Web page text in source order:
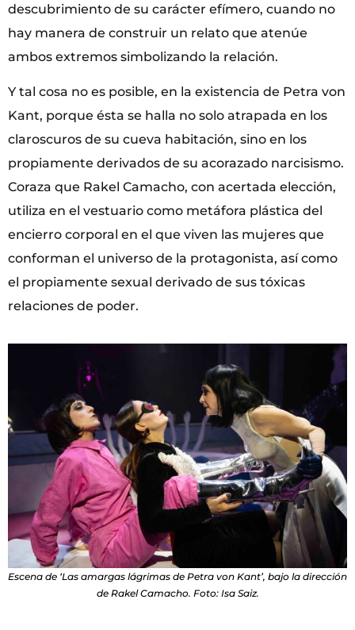
descubrimiento de su carácter efímero, cuando no
hay manera de construir un relato que atenúe
ambos extremos simbolizando la relación.
Y tal cosa no es posible, en la existencia de Petra von
Kant, porque ésta se halla no solo atrapada en los
claroscuros de su cueva habitación, sino en los
propiamente derivados de su acorazado narcisismo.
Coraza que Rakel Camacho, con acertada elección,
utiliza en el vestuario como metáfora plástica del
encierro corporal en el que viven las mujeres que
conforman el universo de la protagonista, así como
el propiamente sexual derivado de sus tóxicas
relaciones de poder.
Escena de ‘Las amargas lágrimas de Petra von Kant’, bajo la dirección
de Rakel Camacho. Foto: Isa Saiz.